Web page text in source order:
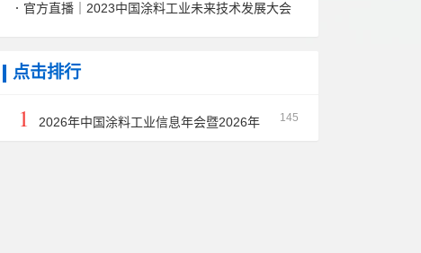
色工业涂料涂装分会第二届三次理事会扩大会议
官方直播｜2023中国涂料工业未来技术发展大会
点击排行
145
1
2026年中国涂料工业信息年会暨2026年